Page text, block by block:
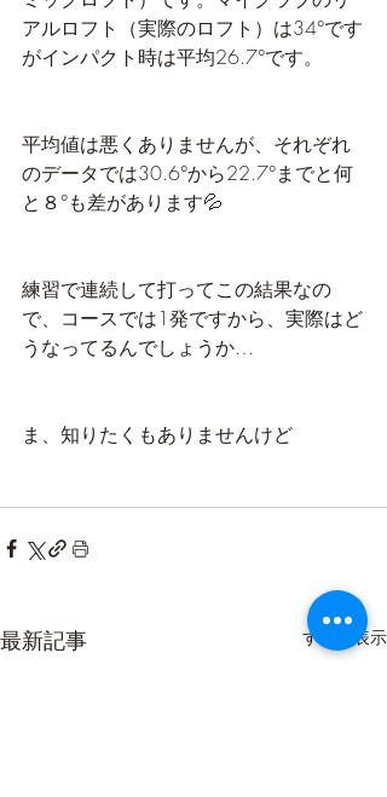
アルロフト（実際のロフト）は34°です
がインパクト時は平均26.7°です。
平均値は悪くありませんが、それぞれ
のデータでは30.6°から22.7°までと何
と８°も差があります💦
練習で連続して打ってこの結果なの
で、コースでは1発ですから、実際はど
うなってるんでしょうか…
ま、知りたくもありませんけど
最新記事 すべて表示